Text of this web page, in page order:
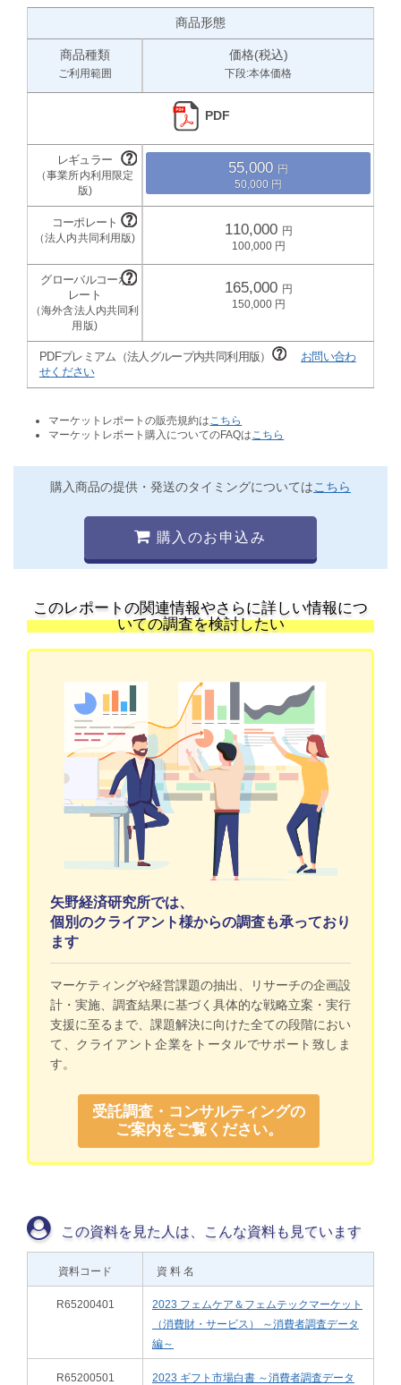
商品形態
商品種類
ご利用範囲
価格(税込)
下段:本体価格
PDF
55,000
50,000
110,000
100,000
165,000
150,000
PDFプレミアム（法人グループ内共同利用版）
お問い合わ
せください
マーケットレポートの販売規約は こちら
マーケットレポート購入についてのFAQは こちら
購入商品の提供・発送のタイミングについてはこちら
購入のお申込み
このレポートの関連情報やさらに詳しい情報につ
いての調査を検討したい
矢野経済研究所では、
個別のクライアント様からの調査も承っており
ます
マーケティングや経営課題の抽出、リサーチの企画設
計・実施、調査結果に基づく具体的な戦略立案・実行
支援に至るまで、課題解決に向けた全ての段階におい
て、クライアント企業をトータルでサポート致しま
す。
受託調査・コンサルティングの
ご案内をご覧ください。
この資料を見た人は、こんな資料も見ています
資料コード 資 料 名
R65200401
2023 フェムケア＆フェムテックマーケット
（消費財・サービス） ～消費者調査データ
編～
R65200501
2023 ギフト市場白書 ～消費者調査データ